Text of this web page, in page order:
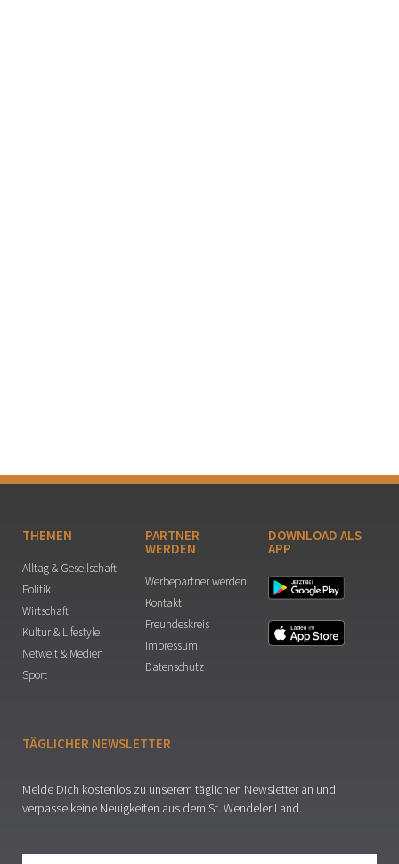
THEMEN
Alltag & Gesellschaft
Politik
Wirtschaft
Kultur & Lifestyle
Netwelt & Medien
Sport
PARTNER
WERDEN
Werbepartner werden
Kontakt
Freundeskreis
Impressum
Datenschutz
DOWNLOAD ALS
APP
TÄGLICHER NEWSLETTER
Melde Dich kostenlos zu unserem täglichen Newsletter an und
verpasse keine Neuigkeiten aus dem St. Wendeler Land.